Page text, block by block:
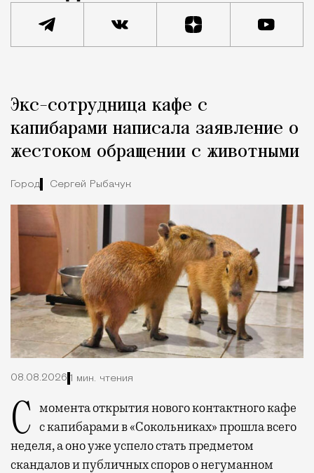
Город
Экс-сотрудница кафе с
капибарами написала заявление о
жестоком обращении с животными
Город Сергей Рыбачук
08.08.2026 1 мин. чтения
С момента открытия нового контактного кафе с капибарами в «Сокольниках» прошла всего
неделя, а оно уже успело стать предметом
скандалов и публичных споров о негуманном